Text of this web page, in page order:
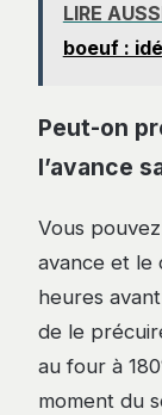
LIRE
boeuf :
Peut-on
l’avance
Vous
avance et le
heures
de le
au four à
moment du